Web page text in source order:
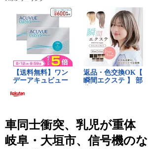
車同士衝突、乳児が重体
岐阜・大垣市、信号機のな